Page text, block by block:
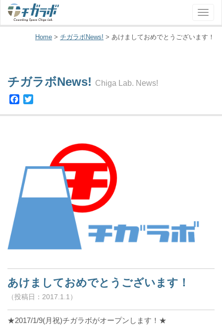
ナ
ビ
ゲ
Home > チガラボNews! > あけましておめでとうございます！
チガラボNews! Chiga Lab. News!
Facebook
あけましておめでとうございます！
（投稿日：2017.1.1）
★2017/1/9(月祝)チガラボがオープンします！★